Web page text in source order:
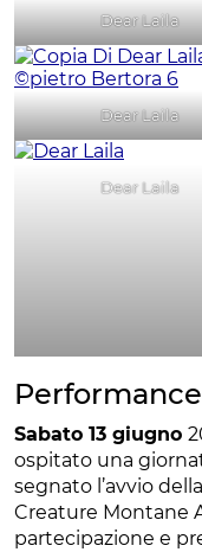
Dear Laila
Dear Laila
Dear Laila
Performance
Sabato 13 giugno
ospitato una
segnato l’avvio
Creature Montane
partecipazione e